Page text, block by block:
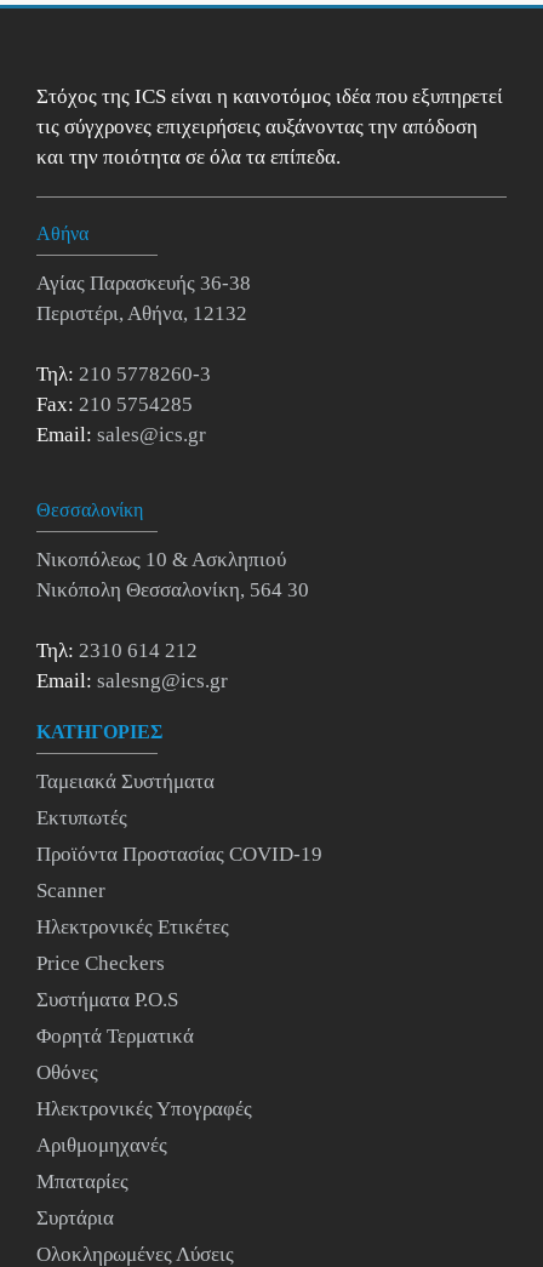
Στόχος της ICS είναι η καινοτόμος ιδέα που εξυπηρετεί
τις σύγχρονες επιχειρήσεις αυξάνοντας την απόδοση
και την ποιότητα σε όλα τα επίπεδα.
Αθήνα
Αγίας Παρασκευής 36-38
Περιστέρι, Αθήνα, 12132
Τηλ: 210 5778260-3
Fax: 210 5754285
Email: sales@ics.gr
Θεσσαλονίκη
Νικοπόλεως 10 & Ασκληπιού
Νικόπολη Θεσσαλονίκη, 564 30
Τηλ: 2310 614 212
Email: salesng@ics.gr
ΚΑΤΗΓΟΡΙΕΣ
Ταμειακά Συστήματα
Εκτυπωτές
Προϊόντα Προστασίας COVID-19
Scanner
Ηλεκτρονικές Ετικέτες
Price Checkers
Συστήματα P.O.S
Φορητά Τερματικά
Οθόνες
Ηλεκτρονικές Υπογραφές
Αριθμομηχανές
Μπαταρίες
Συρτάρια
Ολοκληρωμένες Λύσεις